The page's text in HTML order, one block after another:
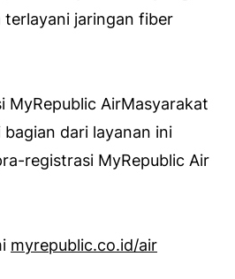
terlayani jaringan fiber
MyRepublic AirMasyarakat
dari layanan ini
registrasi MyRepublic Air
myrepublic.co.id/air